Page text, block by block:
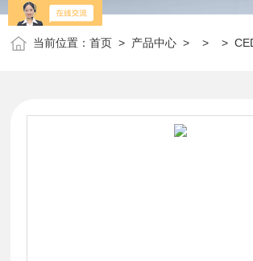
当前位置：首页 > 产品中心 > > > CEDH20